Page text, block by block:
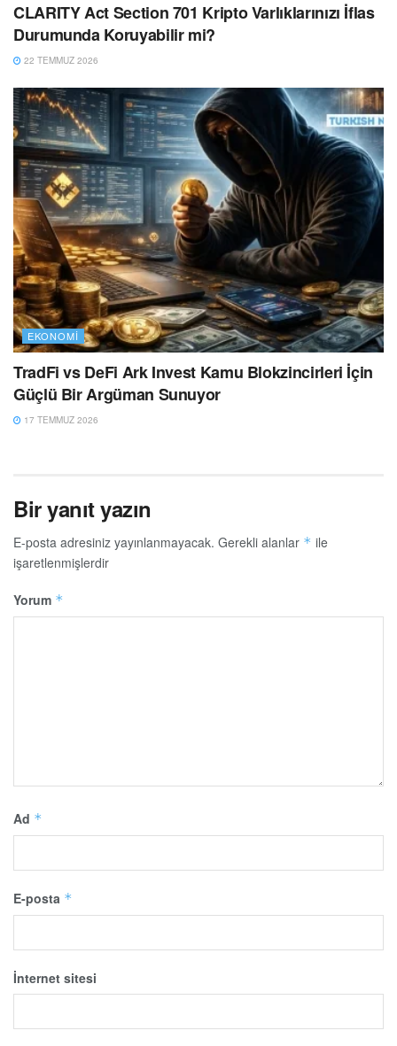
CLARITY Act Section 701 Kripto Varlıklarınızı İflas
Durumunda Koruyabilir mi?
22 TEMMUZ 2026
EKONOMI
TradFi vs DeFi Ark Invest Kamu Blokzincirleri İçin
Güçlü Bir Argüman Sunuyor
17 TEMMUZ 2026
Bir yanıt yazın
E-posta adresiniz yayınlanmayacak. Gerekli alanlar * ile
işaretlenmişlerdir
Yorum *
Ad *
E-posta *
İnternet sitesi